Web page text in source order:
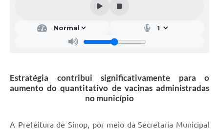
Estratégia contribui significativamente para o
aumento do quantitativo de vacinas administradas
no município
A Prefeitura de Sinop, por meio da Secretaria Municipal